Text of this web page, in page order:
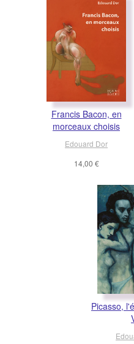
Francis Bacon, en
morceaux choisis
Edouard Dor
14,00 €
Picasso,